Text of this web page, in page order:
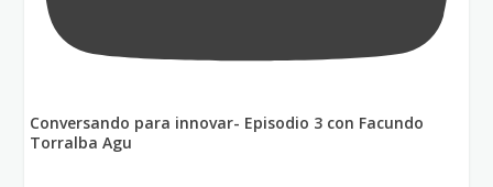
Conversando para innovar- Episodio 3 con Facundo
Torralba Agu